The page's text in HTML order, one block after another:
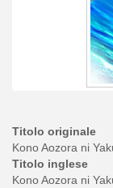
Titolo originale
Kono Aozora ni
Titolo inglese
Kono Aozora ni